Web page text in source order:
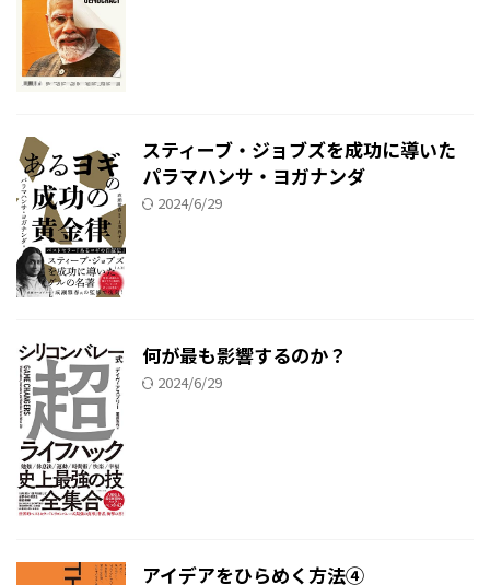
スティーブ・ジョブズを成功に導いた
パラマハンサ・ヨガナンダ
2024/6/29
何が最も影響するのか？
2024/6/29
アイデアをひらめく方法④